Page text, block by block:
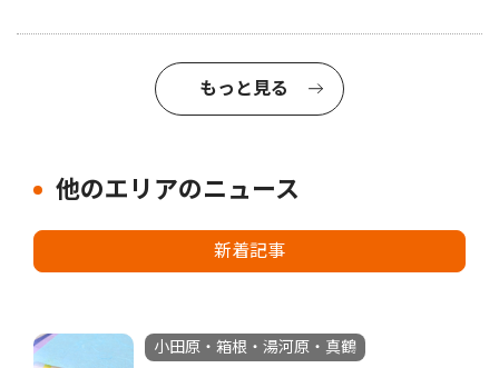
もっと見る
他のエリアのニュース
新着記事
小田原・箱根・湯河原・真鶴